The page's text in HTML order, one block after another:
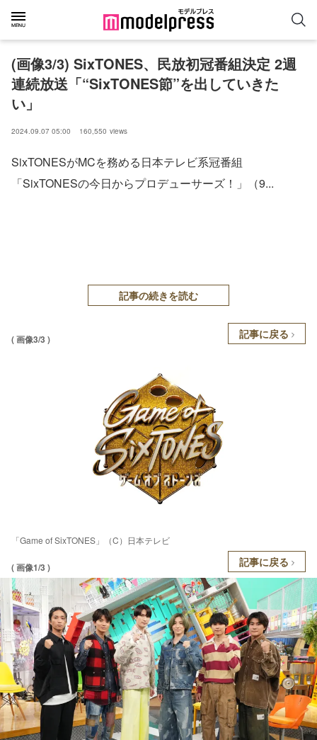
(画像3/3) SixTONES、民放初冠番組決定 2週
連続放送「“SixTONES節”を出していきた
い」
2024.09.07 05:00 160,550 views
SixTONESがMCを務める日本テレビ系冠番組
「SixTONESの今日からプロデューサーズ！」（9...
記事の続きを読む
( 画像3/3 ) 記事に戻る
「Game of SixTONES」（C）日本テレビ
( 画像1/3 ) 記事に戻る